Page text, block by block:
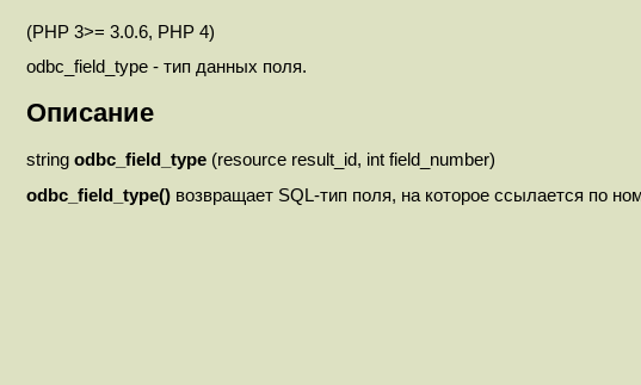
(PHP 3>= 3.0.6, PHP 4)
odbc_field_type - тип данных поля.
Описание
string odbc_field_type (resource result_id, int field_number)
odbc_field_type() возвращает SQL-тип поля, на которое ссылается по